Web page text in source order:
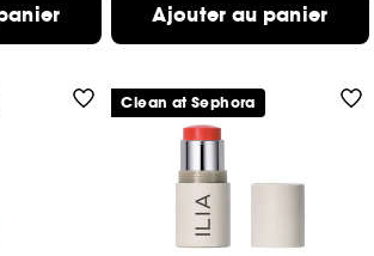
Ajouter au panier
Clean at Sephora